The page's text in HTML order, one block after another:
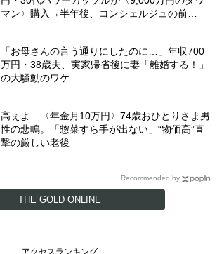
マン〉購入→半年後、コンシェルジュの前
「お母さんの言う通りにしたのに…」年収700
万円・38歳夫、実家帰省後に妻「離婚する！」
の大騒動のワケ
高ぇよ…〈年金月10万円〉74歳おひとりさま男
性の悲鳴。「惣菜すら手が出ない」“物価高”直
撃の厳しい老後
Recommended by
THE GOLD ONLINE
アクセスランキング